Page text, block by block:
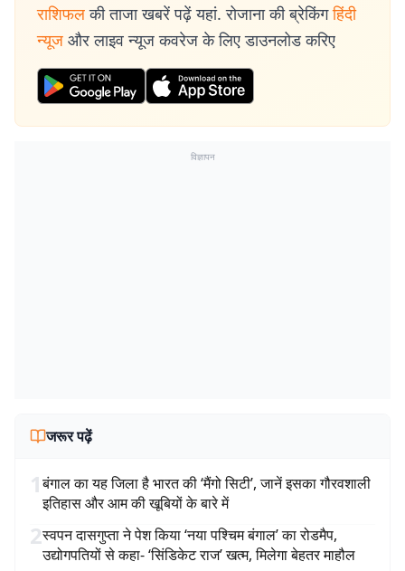
राशिफल की ताजा खबरें पढ़ें यहां. रोजाना की ब्रेकिंग हिंदी
न्यूज और लाइव न्यूज कवरेज के लिए डाउनलोड करिए
विज्ञापन
जरूर पढ़ें
1बंगाल का यह जिला है भारत की ‘मैंगो सिटी’, जानें इसका गौरवशाली
इतिहास और आम की खूबियों के बारे में
2स्वपन दासगुप्ता ने पेश किया ‘नया पश्चिम बंगाल’ का रोडमैप,
उद्योगपतियों से कहा- ‘सिंडिकेट राज’ खत्म, मिलेगा बेहतर माहौल